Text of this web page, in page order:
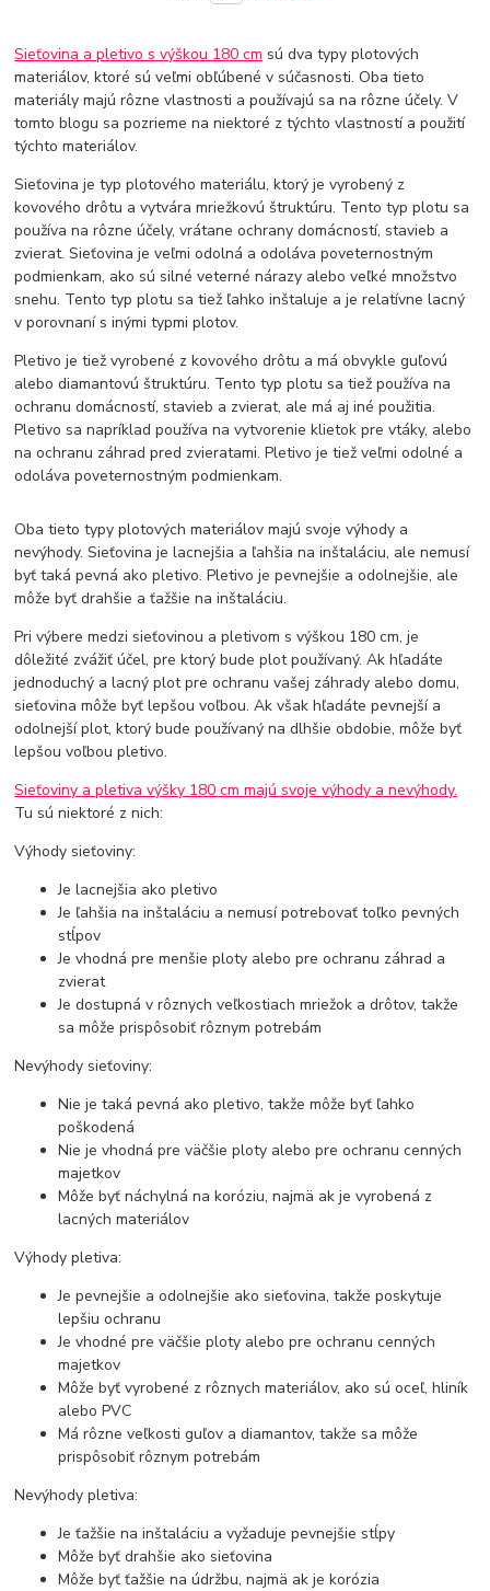
Sieťovina a pletivo s výškou 180 cm sú dva typy plotových
materiálov, ktoré sú veľmi obľúbené v súčasnosti. Oba tieto
materiály majú rôzne vlastnosti a používajú sa na rôzne účely. V
tomto blogu sa pozrieme na niektoré z týchto vlastností a použití
týchto materiálov.
Sieťovina je typ plotového materiálu, ktorý je vyrobený z
kovového drôtu a vytvára mriežkovú štruktúru. Tento typ plotu sa
používa na rôzne účely, vrátane ochrany domácností, stavieb a
zvierat. Sieťovina je veľmi odolná a odoláva poveternostným
podmienkam, ako sú silné veterné nárazy alebo veľké množstvo
snehu. Tento typ plotu sa tiež ľahko inštaluje a je relatívne lacný
v porovnaní s inými typmi plotov.
Pletivo je tiež vyrobené z kovového drôtu a má obvykle guľovú
alebo diamantovú štruktúru. Tento typ plotu sa tiež používa na
ochranu domácností, stavieb a zvierat, ale má aj iné použitia.
Pletivo sa napríklad používa na vytvorenie klietok pre vtáky, alebo
na ochranu záhrad pred zvieratami. Pletivo je tiež veľmi odolné a
odoláva poveternostným podmienkam.
Oba tieto typy plotových materiálov majú svoje výhody a
nevýhody. Sieťovina je lacnejšia a ľahšia na inštaláciu, ale nemusí
byť taká pevná ako pletivo. Pletivo je pevnejšie a odolnejšie, ale
môže byť drahšie a ťažšie na inštaláciu.
Pri výbere medzi sieťovinou a pletivom s výškou 180 cm, je
dôležité zvážiť účel, pre ktorý bude plot používaný. Ak hľadáte
jednoduchý a lacný plot pre ochranu vašej záhrady alebo domu,
sieťovina môže byť lepšou voľbou. Ak však hľadáte pevnejší a
odolnejší plot, ktorý bude používaný na dlhšie obdobie, môže byť
lepšou voľbou pletivo.
Sieťoviny a pletiva výšky 180 cm majú svoje výhody a nevýhody.
Tu sú niektoré z nich:
Výhody sieťoviny:
Je lacnejšia ako pletivo
Je ľahšia na inštaláciu a nemusí potrebovať toľko pevných
stĺpov
Je vhodná pre menšie ploty alebo pre ochranu záhrad a
zvierat
Je dostupná v rôznych veľkostiach mriežok a drôtov, takže
sa môže prispôsobiť rôznym potrebám
Nevýhody sieťoviny:
Nie je taká pevná ako pletivo, takže môže byť ľahko
poškodená
Nie je vhodná pre väčšie ploty alebo pre ochranu cenných
majetkov
Môže byť náchylná na koróziu, najmä ak je vyrobená z
lacných materiálov
Výhody pletiva:
Je pevnejšie a odolnejšie ako sieťovina, takže poskytuje
lepšiu ochranu
Je vhodné pre väčšie ploty alebo pre ochranu cenných
majetkov
Môže byť vyrobené z rôznych materiálov, ako sú oceľ, hliník
alebo PVC
Má rôzne veľkosti guľov a diamantov, takže sa môže
prispôsobiť rôznym potrebám
Nevýhody pletiva:
Je ťažšie na inštaláciu a vyžaduje pevnejšie stĺpy
Môže byť drahšie ako sieťovina
Môže byť ťažšie na údržbu, najmä ak je korózia